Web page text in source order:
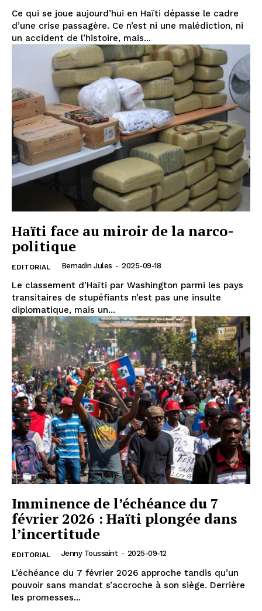
Ce qui se joue aujourd’hui en Haïti dépasse le cadre
d’une crise passagère. Ce n’est ni une malédiction, ni
un accident de l’histoire, mais...
Haïti face au miroir de la narco-
politique
EDITORIAL Bernadin Jules - 2025-09-18
Le classement d’Haïti par Washington parmi les pays
transitaires de stupéfiants n’est pas une insulte
diplomatique, mais un...
Imminence de l’échéance du 7
février 2026 : Haïti plongée dans
l’incertitude
EDITORIAL Jenny Toussaint - 2025-09-12
L’échéance du 7 février 2026 approche tandis qu’un
pouvoir sans mandat s’accroche à son siège. Derrière
les promesses...